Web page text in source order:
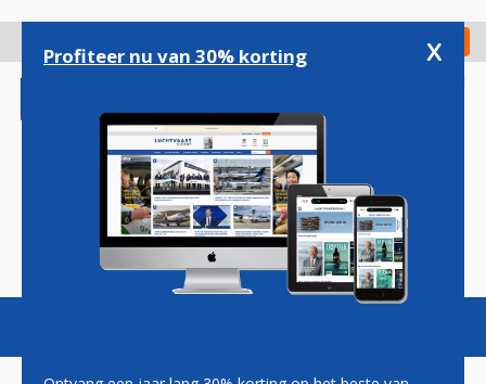
gaan
Check in
Magazine Podcasts Vacatures
Profiteer nu van 30% korting x